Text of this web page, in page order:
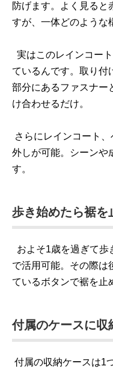
防げます。よく見ると
すが、一体どのような
実はこのレインコー
ているんです。取り付
部分にあるファスナー
け合わせるだけ。
さらにレインコート
外しが可能。シーンや
す。
歩き始めたら裾を
およそ1歳を過ぎて歩
で活用可能。その際は
ているボタンで裾を止
付属のケースに収
付属の収納ケースは1